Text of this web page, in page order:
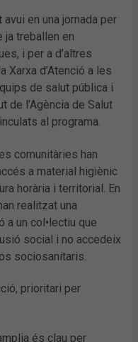
en una jornada per
treballen en
i per a d’altres
Xarxa d’Atenció a les
de salut pública i
de l’Agència de Salut
al programa.
comunitàries han
a material higiènic
horària i territorial. En
realitzat una
a un col•lectiu que
social i no accedeix
sociosanitaris.
prioritari per
és clau per